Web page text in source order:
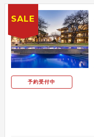
予約受付中
SALE